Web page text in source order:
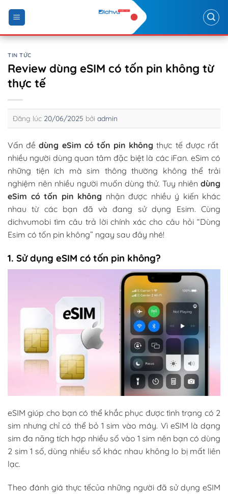
content
TIN TỨC
Review dùng eSIM có tốn pin không từ
thực tế
Đăng lúc 20/06/2025 bởi admin
Vấn đềdùng eSim có tốn pin không thực tế được rất
nhiều người dùng quan tâm đặc biệt là các iFan. eSim có
những tiện ích mà sim thông thường không thể trải
nghiệm nên nhiều người muốn dùng thử. Tuy nhiên dùng
eSim có tốn pin không nhận được nhiều ý kiến khác
nhau từ các bạn đã và đang sử dụng Esim. Cùng
dichvumobi tìm câu trả lời chính xác cho câu hỏi “Dùng
Esim có tốn pin không” ngay sau đây nhé!
1. Sử dụng eSIM có tốn pin không?
eSIM giúp cho bạn có thể khắc phục được tình trạng có 2
sim nhưng chỉ có thể bỏ 1 sim vào máy. Vì eSIM là dạng
sim đa năng tích hợp nhiều số vào 1 sim nên bạn có dùng
2 sim 1 số, dùng nhiều số khác nhau không lo bị mất liên
lạc.
Theo đánh giá thực tếcủa những người đã sử dụng eSIM